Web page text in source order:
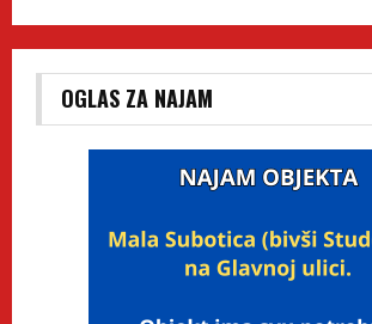
OGLAS ZA NAJAM